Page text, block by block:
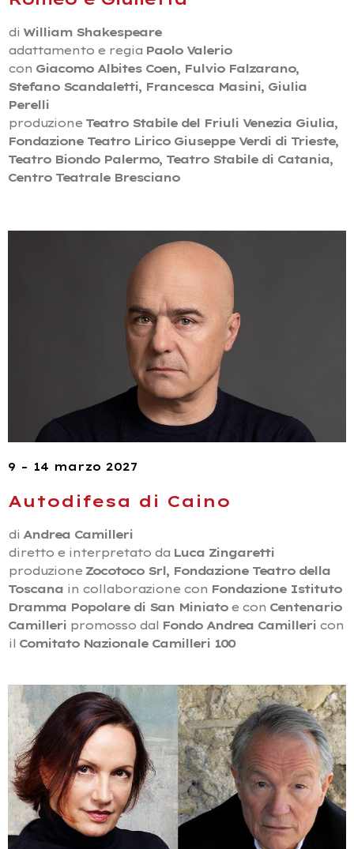
di William Shakespeare
adattamento e regia Paolo Valerio
con Giacomo Albites Coen, Fulvio Falzarano,
Stefano Scandaletti, Francesca Masini, Giulia
Perelli
produzione Teatro Stabile del Friuli Venezia Giulia,
Fondazione Teatro Lirico Giuseppe Verdi di Trieste,
Teatro Biondo Palermo, Teatro Stabile di Catania,
Centro Teatrale Bresciano
9 – 14 marzo 2027
Autodifesa di Caino
di Andrea Camilleri
diretto e interpretato da Luca Zingaretti
produzione Zocotoco Srl, Fondazione Teatro della
Toscana in collaborazione con Fondazione Istituto
Dramma Popolare di San Miniatoe con Centenario
Camilleri promosso dal Fondo Andrea Camilleri con
il Comitato Nazionale Camilleri 100